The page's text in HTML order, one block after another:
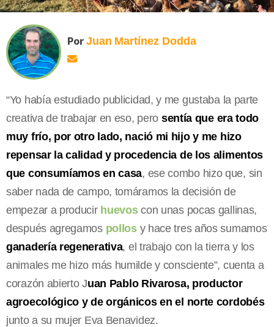
Por Juan Martínez Dodda
“Yo había estudiado publicidad, y me gustaba la parte
creativa de trabajar en eso, pero sentía que era todo
muy frío, por otro lado, nació mi hijo y me hizo
repensar la calidad y procedencia de los alimentos
que consumíamos en casa, ese combo hizo que, sin
saber nada de campo, tomáramos la decisión de
empezar a producir huevoscon unas pocas gallinas,
después agregamos pollosy hace tres años sumamos
ganadería regenerativa, el trabajo con la tierra y los
animales me hizo más humilde y consciente”, cuenta a
corazón abierto Juan Pablo Rivarosa, productor
agroecológico y de orgánicos en el norte cordobés
junto a su mujer Eva Benavidez.